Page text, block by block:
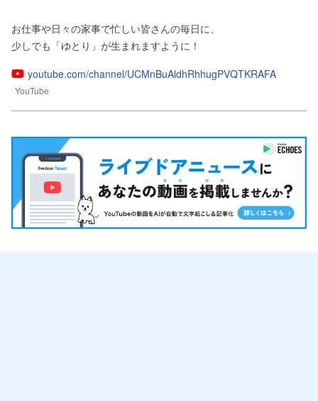
お仕事や日々の家事で忙しい皆さんの毎日に、
少しでも「ゆとり」が生まれますように！
youtube.com/channel/UCMnBuAldhRhhugPVQTKRAFA
YouTube